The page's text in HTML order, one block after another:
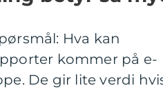
Hva kan
kommer på e-
De gir lite verdi